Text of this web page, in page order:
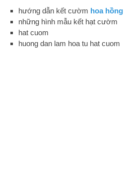
hướng dẫn kết cườm hoa hồng
những hình mẫu kết hạt cườm
hat cuom
huong dan lam hoa tu hat cuom